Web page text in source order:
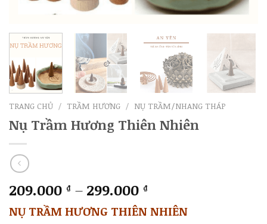
TRANG CHỦ / TRẦM HƯƠNG / NỤ TRẦM/NHANG THÁP
Nụ Trầm Hương Thiên Nhiên
209.000 ₫ – 299.000 ₫
NỤ TRẦM HƯƠNG THIÊN NHIÊN